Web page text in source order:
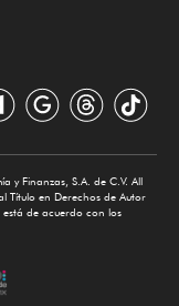
y Finanzas, S.A. de C.V. All
Título en Derechos de Autor
de acuerdo con los